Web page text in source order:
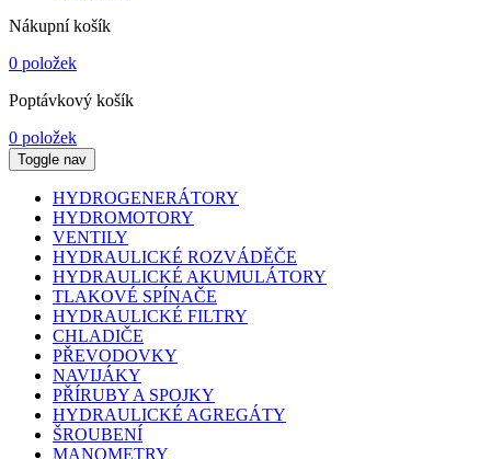
Nákupní košík
0 položek
Poptávkový košík
0 položek
Toggle nav
HYDROGENERÁTORY
HYDROMOTORY
VENTILY
HYDRAULICKÉ ROZVÁDĚČE
HYDRAULICKÉ AKUMULÁTORY
TLAKOVÉ SPÍNAČE
HYDRAULICKÉ FILTRY
CHLADIČE
PŘEVODOVKY
NAVIJÁKY
PŘÍRUBY A SPOJKY
HYDRAULICKÉ AGREGÁTY
ŠROUBENÍ
MANOMETRY